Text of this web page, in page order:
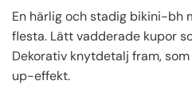
En härlig och stadig bikini-bh
flesta. Lätt vadderade kupor
Dekorativ knytdetalj fram,
up-effekt.